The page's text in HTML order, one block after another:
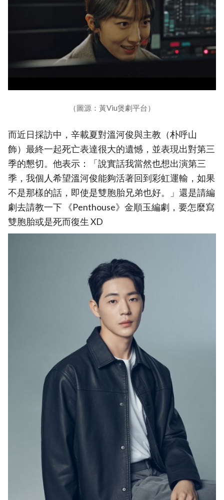
（圖源：黃Viu煲劇平台）
而近日採訪中，辛載夏對溫河俊與主教（朴呼山
飾）最終一起死亡表達很大的遺憾，並表現出對第三
季的懇切。他表示：「說實話我當然也想出演第三
季，我個人希望溫河俊能夠活著回到彩虹運輸，如果
不是那樣的話，即使是雙胞胎兄弟也好。」還是請編
劇去請教一下 《Penthouse》金順玉編劇，要怎麼寫
雙胞胎或是死而復生 XD